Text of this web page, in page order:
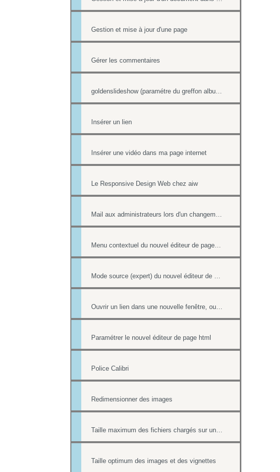
Gestion et mise à jour d'une page
Gérer les commentaires
Insérer un lien
Insérer une vidéo dans ma page internet
Le Responsive Design Web chez aiw
Paramétrer le nouvel éditeur de page html
Police Calibri
Redimensionner des images
Taille optimum des images et des vignettes